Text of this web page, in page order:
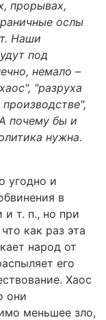
прорывах,
ослы
Наши
под
немало –
"разруха
почему бы и
нужна.
угодно и
в
и т. п., но при
как раз эта
народ от
его
Хаос
они
меньшее зло,